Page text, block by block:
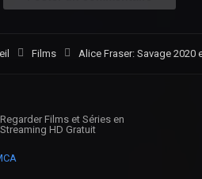
Films Alice Fraser: Savage 2020